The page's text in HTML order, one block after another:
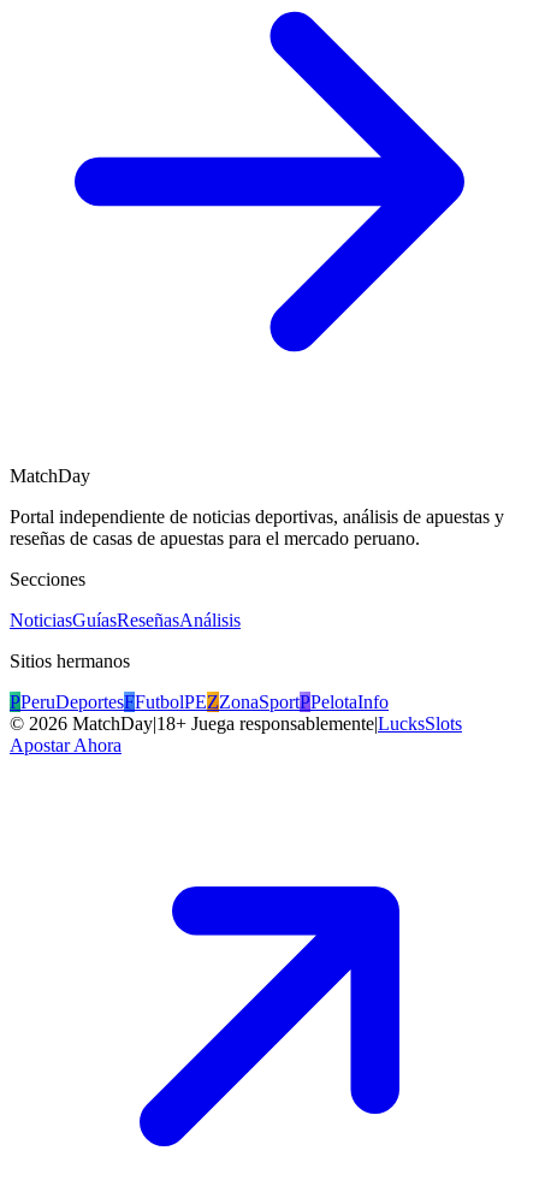
MatchDay
Portal independiente de noticias deportivas, análisis de apuestas y
reseñas de casas de apuestas para el mercado peruano.
Secciones
NoticiasGuíasReseñasAnálisis
Sitios hermanos
PPeruDeportesFFutbolPEZZonaSportPPelotaInfo
© 2026 MatchDay|18+ Juega responsablemente|LucksSlots
Apostar Ahora